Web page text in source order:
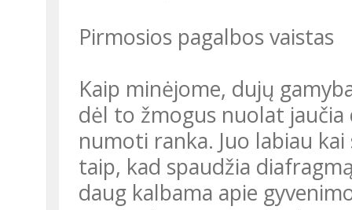
Pirmosios pagalbos vaistas
Kaip minėjome, dujų
dėl to žmogus nuolat
numoti ranka. Juo labiau
taip, kad spaudžia
daug kalbama apie